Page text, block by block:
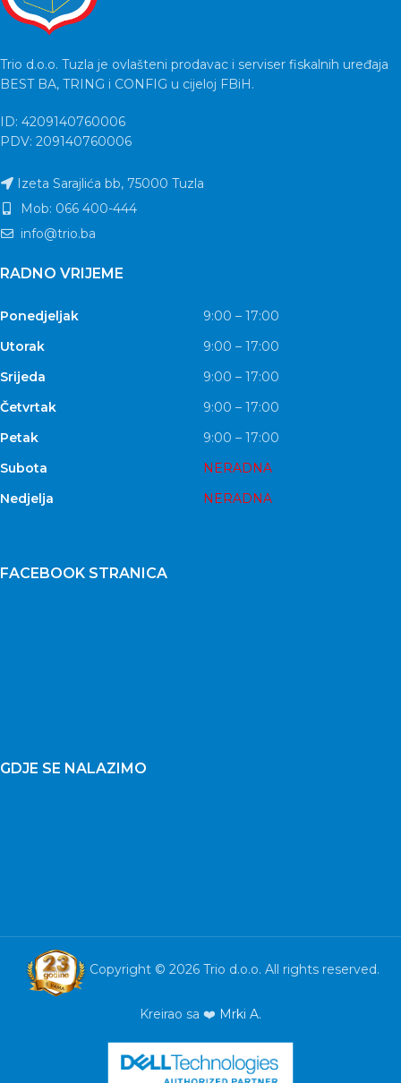
Trio d.o.o. Tuzla je ovlašteni prodavac i serviser fiskalnih uređaja
BEST BA, TRING i CONFIG u cijeloj FBiH.
ID: 4209140760006
PDV: 209140760006
Izeta Sarajlića bb, 75000 Tuzla
Mob: 066 400-444
info@trio.ba
RADNO VRIJEME
Ponedjeljak
9:00 – 17:00
Utorak
9:00 – 17:00
Srijeda
9:00 – 17:00
Četvrtak
9:00 – 17:00
Petak
9:00 – 17:00
Subota
NERADNA
Nedjelja
NERADNA
FACEBOOK STRANICA
GDJE SE NALAZIMO
Copyright © 2026 Trio d.o.o. All rights reserved.
Kreirao sa ❤️ Mrki A.